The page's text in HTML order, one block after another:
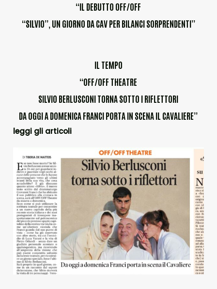
“IL DEBUTTO OFF/OFF
“SILVIO”, UN GIORNO DA CAV PER BILANCI SORPRENDENTI”
IL TEMPO
“OFF/OFF THEATRE
SILVIO BERLUSCONI TORNA SOTTO I RIFLETTORI
DA OGGI A DOMENICA FRANCI PORTA IN SCENA IL CAVALIERE”
leggi gli articoli